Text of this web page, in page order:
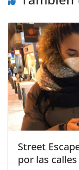
Street
por las